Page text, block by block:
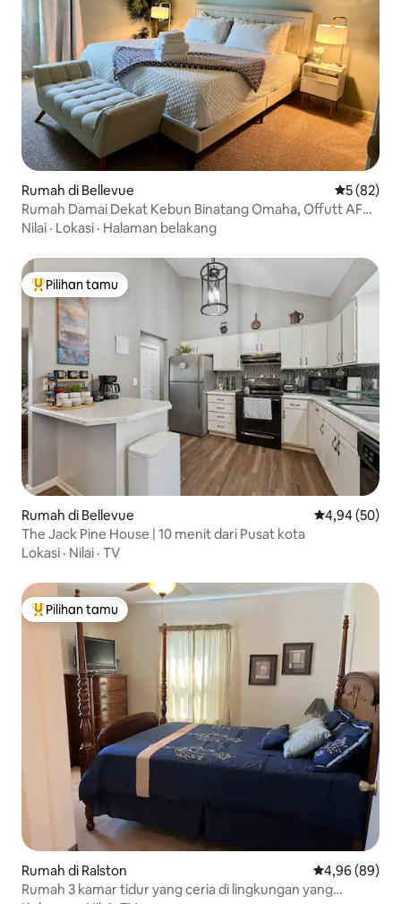
Rumah di Bellevue Nilai rata-
5 (82)
Rumah Damai Dekat Kebun Binatang Omaha, Offutt AFB
& Lainnya
Nilai · Lokasi · Halaman belakang
Pilihan tamu terpopuler
Pilihan tamu
Rumah di Bellevue Nilai rata-rata
4,94 (50)
The Jack Pine House | 10 menit dari Pusat kota
Lokasi · Nilai · TV
Pilihan tamu terpopuler
Pilihan tamu
Rumah di Ralston Nilai rata-rata
4,96 (89)
Rumah 3 kamar tidur yang ceria di lingkungan yang